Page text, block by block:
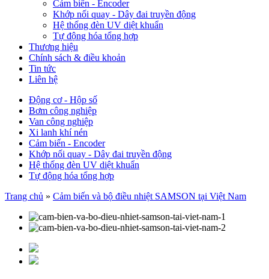
Cảm biến - Encoder
Khớp nối quay - Dây đai truyền động
Hệ thống đèn UV diệt khuẩn
Tự động hóa tổng hợp
Thương hiệu
Chính sách & điều khoản
Tin tức
Liên hệ
Động cơ - Hộp số
Bơm công nghiệp
Van công nghiệp
Xi lanh khí nén
Cảm biến - Encoder
Khớp nối quay - Dây đai truyền động
Hệ thống đèn UV diệt khuẩn
Tự động hóa tổng hợp
Trang chủ » Cảm biến và bộ điều nhiệt SAMSON tại Việt Nam